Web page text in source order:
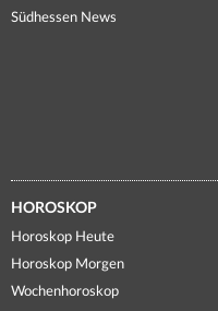
Südhessen News
HOROSKOP
Horoskop Heute
Horoskop Morgen
Wochenhoroskop